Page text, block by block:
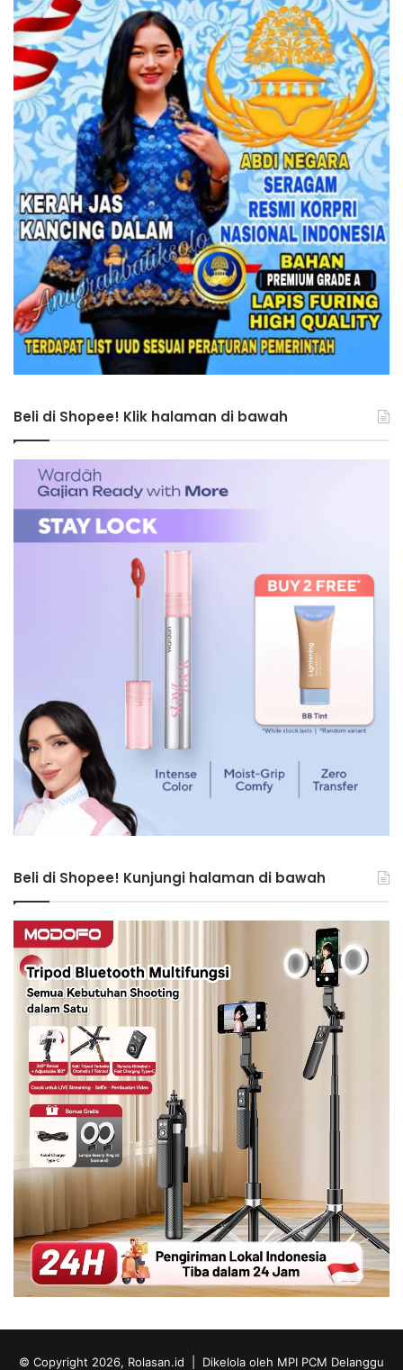
Beli di Shopee! Klik halaman di bawah
Beli di Shopee! Kunjungi halaman di bawah
© Copyright 2026, Rolasan.id | Dikelola oleh MPI PCM Delanggu